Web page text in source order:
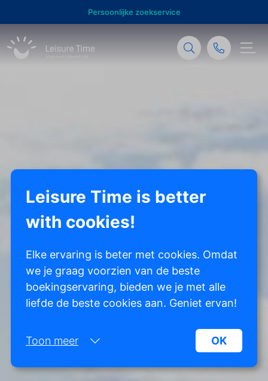
Persoonlijke zoekservice
Leisure Time is better
with cookies!
Elke ervaring is beter met cookies. Omdat
we je graag voorzien van de beste
boekingservaring, bieden we je met alle
liefde de beste cookies aan. Geniet ervan!
Toon meer OK
Noodzakelijk: